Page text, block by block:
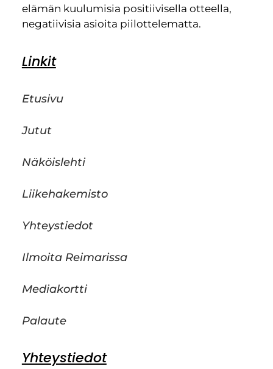
elämän kuulumisia positiivisella otteella,
negatiivisia asioita piilottelematta.
Linkit
Etusivu
Jutut
Näköislehti
Liikehakemisto
Yhteystiedot
Ilmoita Reimarissa
Mediakortti
Palaute
Yhteystiedot